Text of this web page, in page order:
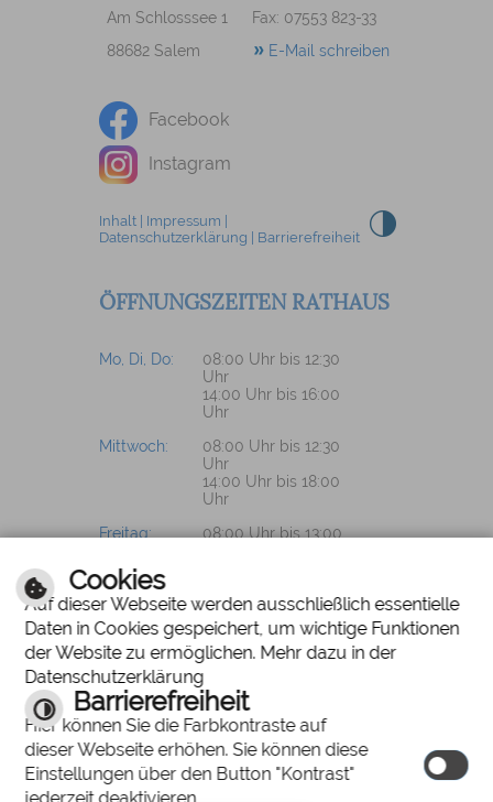
Am Schlosssee 1
Fax: 07553 823-33
88682 Salem
E-Mail schreiben
Facebook
Instagram
Inhalt| Impressum
Datenschutzerklärung
Barrierefreiheit
ÖFFNUNGSZEITEN RATHAUS
Mo, Di, Do:
08:00 Uhr bis 12:30
Uhr
14:00 Uhr bis 16:00
Uhr
Mittwoch:
08:00 Uhr bis 12:30
Uhr
14:00 Uhr bis 18:00
Uhr
Freitag:
08:00 Uhr bis 13:00
PROSPEKTWÜNSCHE?
Wir senden Ihnen
gerne unsere
Unterlagen zu.
Cookies
Auf dieser Webseite werden ausschließlich essentielle
Daten in Cookies gespeichert, um wichtige Funktionen
der Website zu ermöglichen. Mehr dazu in der
Datenschutzerklärung
Barrierefreiheit
Hier können Sie die Farbkontraste auf
dieser Webseite erhöhen. Sie können diese
Einstellungen über den Button "Kontrast"